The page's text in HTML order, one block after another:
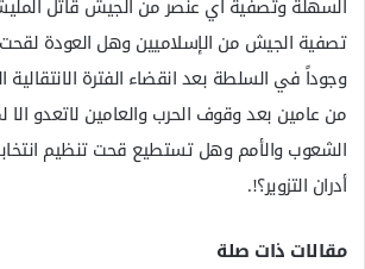
السهلة وتصفية أي عنصر من الجيش قاتل
تصفية الجيش من الإسلاميين وهل العودة
وجوداً في السلطة بعد انقضاء الفترة
من عامين بعد وقوف الحرب والعامين لاتعدو الا
الشعوب والأمم وهل تستطيع قحت تنظيم
أدران التزوير؟!.
مقالات ذات صلة